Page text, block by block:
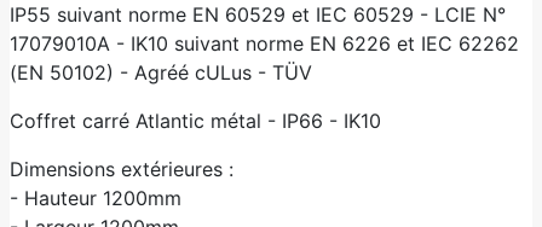
IP55 suivant norme EN 60529 et IEC 60529 - LCIE N°
17079010A - IK10 suivant norme EN 6226 et IEC 62262
(EN 50102) - Agréé cULus - TÜV
Coffret carré Atlantic métal - IP66 - IK10
Dimensions extérieures :
- Hauteur 1200mm